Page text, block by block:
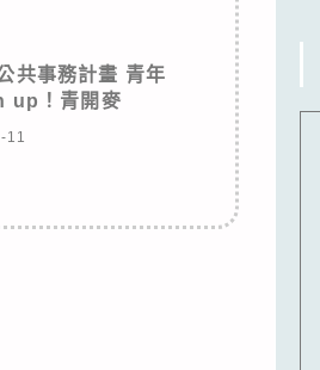
共事務計畫 青年
up！青開麥
11